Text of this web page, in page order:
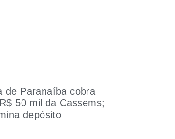
de Paranaíba cobra
50 mil da Cassems;
depósito